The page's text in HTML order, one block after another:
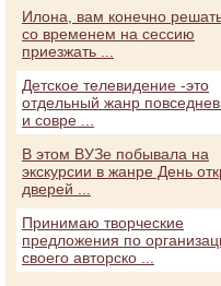
Илона, вам конечно
со временем на сессию
приезжать ...
Детское телевидение -это
отдельный жанр
и совре ...
В этом ВУЗе побывала на
экскурсии в жанре День
дверей ...
Принимаю творческие
предложения по
своего авторско ...